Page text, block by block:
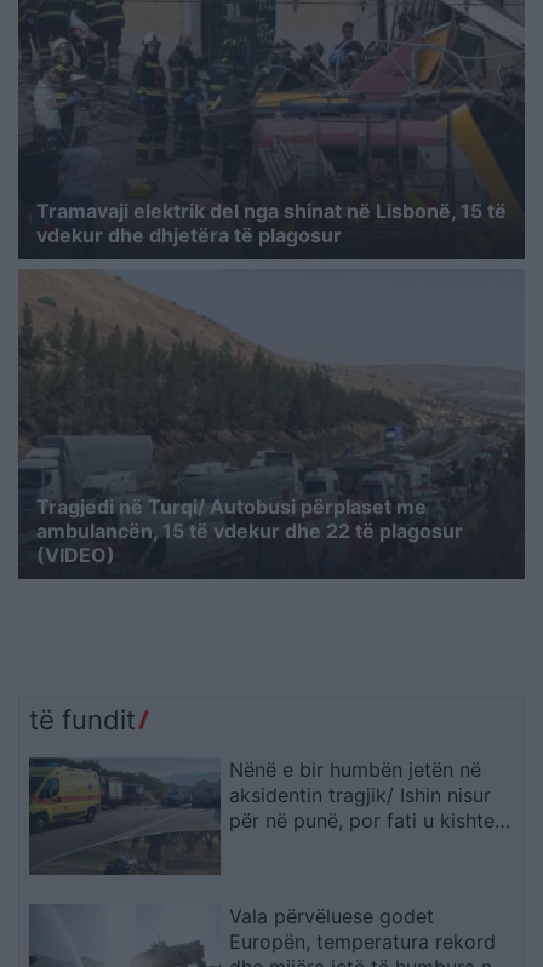
Tramavaji elektrik del nga shinat në Lisbonë, 15 të
vdekur dhe dhjetëra të plagosur
Tragjedi në Turqi/ Autobusi përplaset me
ambulancën, 15 të vdekur dhe 22 të plagosur
(VIDEO)
të fundit
Nënë e bir humbën jetën në
aksidentin tragjik/ Ishin nisur
për në punë, por fati u kishte
Vala përvëluese godet
Europën, temperatura rekord